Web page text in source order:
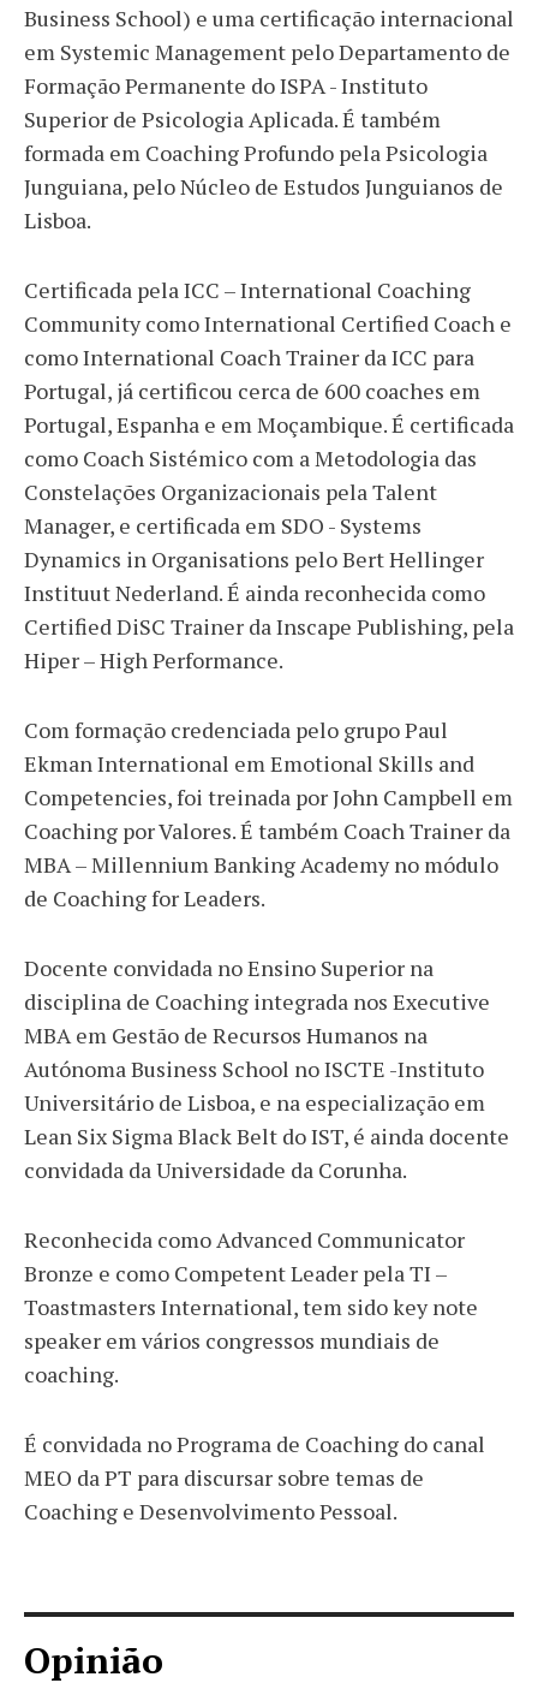
Business School) e uma certificação internacional
em Systemic Management pelo Departamento de
Formação Permanente do ISPA - Instituto
Superior de Psicologia Aplicada. É também
formada em Coaching Profundo pela Psicologia
Junguiana, pelo Núcleo de Estudos Junguianos de
Lisboa.
Certificada pela ICC – International Coaching
Community como International Certified Coach e
como International Coach Trainer da ICC para
Portugal, já certificou cerca de 600 coaches em
Portugal, Espanha e em Moçambique. É certificada
como Coach Sistémico com a Metodologia das
Constelações Organizacionais pela Talent
Manager, e certificada em SDO - Systems
Dynamics in Organisations pelo Bert Hellinger
Instituut Nederland. É ainda reconhecida como
Certified DiSC Trainer da Inscape Publishing, pela
Hiper – High Performance.
Com formação credenciada pelo grupo Paul
Ekman International em Emotional Skills and
Competencies, foi treinada por John Campbell em
Coaching por Valores. É também Coach Trainer da
MBA – Millennium Banking Academy no módulo
de Coaching for Leaders.
Docente convidada no Ensino Superior na
disciplina de Coaching integrada nos Executive
MBA em Gestão de Recursos Humanos na
Autónoma Business School no ISCTE -Instituto
Universitário de Lisboa, e na especialização em
Lean Six Sigma Black Belt do IST, é ainda docente
convidada da Universidade da Corunha.
Reconhecida como Advanced Communicator
Bronze e como Competent Leader pela TI –
Toastmasters International, tem sido key note
speaker em vários congressos mundiais de
coaching.
É convidada no Programa de Coaching do canal
MEO da PT para discursar sobre temas de
Coaching e Desenvolvimento Pessoal.
Opinião